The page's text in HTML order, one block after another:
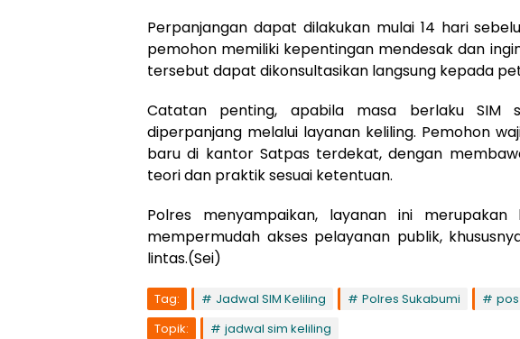
Perpanjangan dapat dilakukan mulai 14 hari
pemohon memiliki kepentingan mendesak dan
tersebut dapat dikonsultasikan langsung kepada
Catatan penting, apabila masa berlaku SIM
diperpanjang melalui layanan keliling. Pemohon
baru di kantor Satpas terdekat, dengan
teori dan praktik sesuai ketentuan.
Polres menyampaikan, layanan ini
mempermudah akses pelayanan publik,
lintas.(Sei)
Tag: Jadwal SIM Keliling Polres Sukabumi
Topik:
jadwal sim keliling